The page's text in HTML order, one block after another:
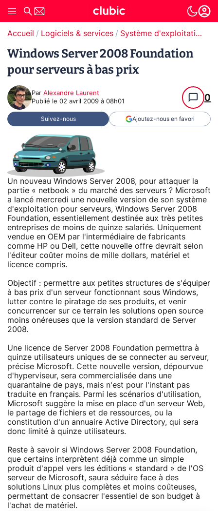
Accueil Logiciels & services Système d'exploitation (OS)
Windows Server 2008 Foundation
pour serveurs à bas prix
Par Alexandre Laurent
Publié le 02 avril 2009 à 08h01 0
Suivez-nous Ajoutez-nous en favori
Un nouveau Windows Server 2008, pour attaquer la
partie « netbook » du marché des serveurs ? Microsoft
a lancé mercredi une nouvelle version de son système
d'exploitation pour serveurs, Windows Server 2008
Foundation, essentiellement destinée aux très petites
entreprises de moins de quinze salariés. Uniquement
vendue en OEM par l'intermédiaire de fabricants
comme HP ou Dell, cette nouvelle offre devrait selon
l'éditeur coûter moins de mille dollars, matériel et
licence compris.
Objectif : permettre aux petites structures de s'équiper
à bas prix d'un serveur fonctionnant sous Windows,
lutter contre le piratage de ses produits, et venir
concurrencer sur ce terrain les solutions open source
moins onéreuses que la version standard de Server
2008.
Une licence de Server 2008 Foundation permettra à
quinze utilisateurs uniques de se connecter au serveur,
précise Microsoft. Cette nouvelle version, dépourvue
d'hyperviseur, sera commercialisée dans une
quarantaine de pays, mais n'est pour l'instant pas
traduite en français. Parmi les scénarios d'utilisation,
Microsoft suggère la mise en place d'un serveur Web,
le partage de fichiers et de ressources, ou la
constitution d'un annuaire Active Directory, qui sera
donc limité à quinze utilisateurs.
Reste à savoir si Windows Server 2008 Foundation,
que certains interprètent déjà comme un simple
produit d'appel vers les éditions « standard » de l'OS
serveur de Microsoft, saura séduire face à des
solutions Linux plus complètes et moins coûteuses,
permettant de consacrer l'essentiel de son budget à
l'achat de matériel.